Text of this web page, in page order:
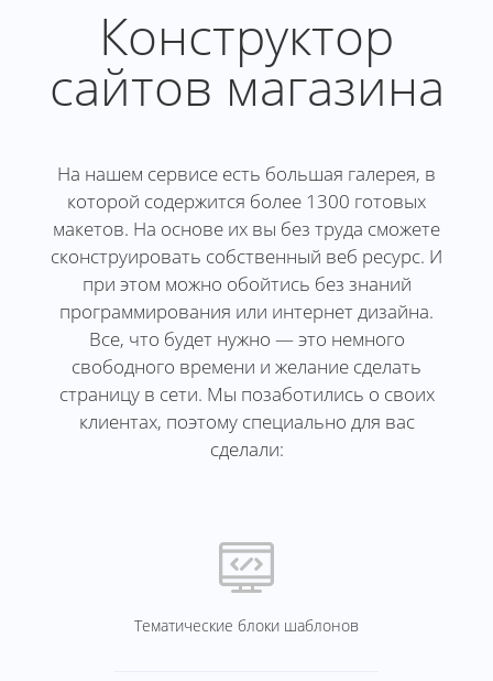
Конструктор
сайтов магазина
На нашем сервисе есть большая галерея, в
которой содержится более 1300 готовых
макетов. На основе их вы без труда сможете
сконструировать собственный веб ресурс. И
при этом можно обойтись без знаний
программирования или интернет дизайна.
Все, что будет нужно — это немного
свободного времени и желание сделать
страницу в сети. Мы позаботились о своих
клиентах, поэтому специально для вас
сделали:
Тематические блоки шаблонов